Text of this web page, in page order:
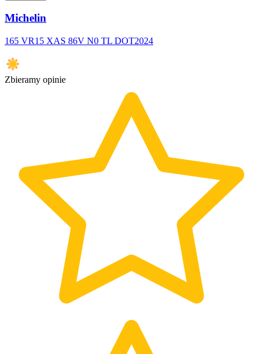
Michelin
165 VR15 XAS 86V N0 TL DOT2024
Zbieramy opinie